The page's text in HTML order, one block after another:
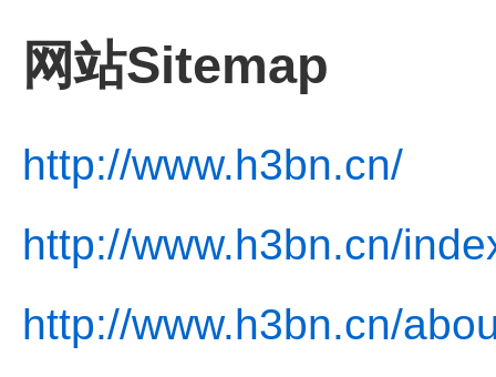
网站Sitemap
http://www.h3bn.cn/
http://www.h3bn.cn/
http://www.h3bn.cn/